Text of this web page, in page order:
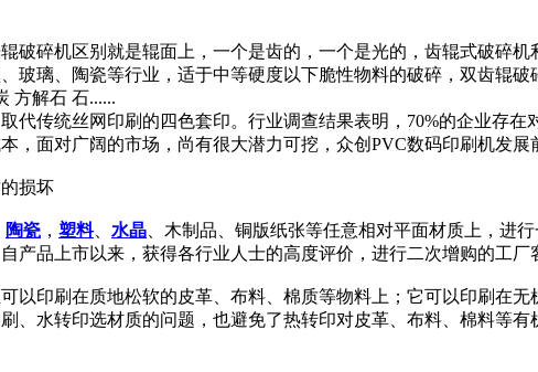
破碎机区别就是辊面上，一个是齿的，一个是光的，齿辊式破碎
玻璃、陶瓷等行业，适于中等硬度以下脆性物料的破碎，双齿辊
方解石 石......
代传统丝网印刷的四色套印。行业调查结果表明，70%的企业存
面对广阔的市场，尚有很大潜力可挖，众创PVC数码印刷机发展
损坏
陶瓷 ， 塑料、 水晶 、木制品、铜版纸张等任意相对平面材质上，进
品上市以来，获得各行业人士的高度评价，进行二次增购的工厂
以印刷在质地松软的皮革、布料、棉质等物料上；它可以印刷在
、水转印选材质的问题，也避免了热转印对皮革、布料、棉料等